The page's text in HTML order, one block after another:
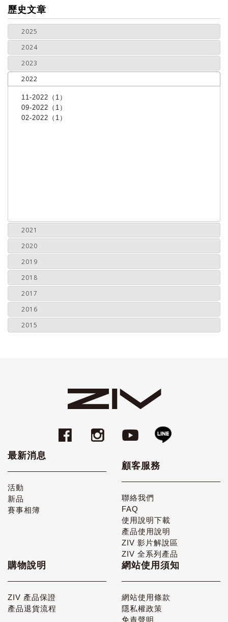
more
歷史文章
2025
2024
2023
2022
11-2022（1）
09-2022（1）
02-2022（1）
2021
2020
2019
2018
2017
2016
2015
最新消息
活動
新品
賽事相簿
顧客服務
聯絡我們
FAQ
使用說明下載
產品使用說明
ZIV 影片解說區
ZIV 全系列產品
購物說明
ZIV 產品保證
產品退貨流程
網站使用須知
網站使用條款
隱私權政策
免責聲明